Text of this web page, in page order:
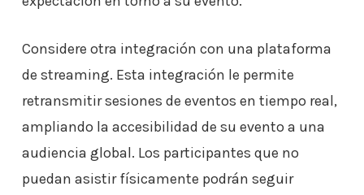
Considere otra integración con una plataforma
de streaming. Esta integración le permite
retransmitir sesiones de eventos en tiempo real,
ampliando la accesibilidad de su evento a una
audiencia global. Los participantes que no
puedan asistir físicamente podrán seguir